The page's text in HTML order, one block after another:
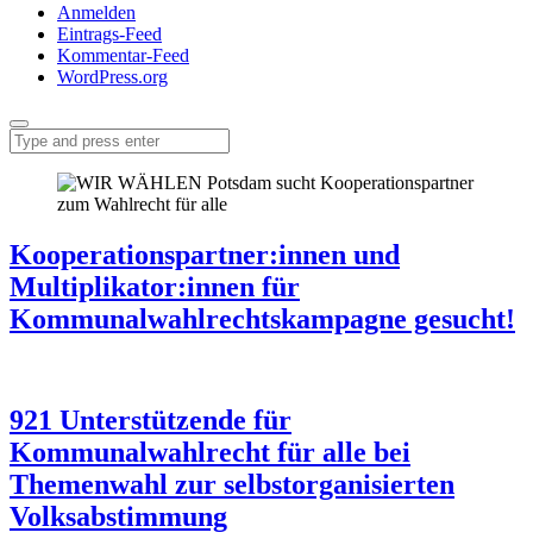
Anmelden
Eintrags-Feed
Kommentar-Feed
WordPress.org
Menu
Search
Kooperationspartner:innen und
Multiplikator:innen für
Kommunalwahlrechtskampagne gesucht!
921 Unterstützende für
Kommunalwahlrecht für alle bei
Themenwahl zur selbstorganisierten
Volksabstimmung